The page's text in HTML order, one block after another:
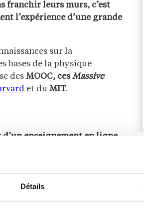
Détails
franchir leurs murs, c’est
l’expérience d’une grande
sur la
bases de la physique
des MOOC, cesMassive
et du MIT.
d’un enseignement en ligne
utilisent les MOOC
de l’ingénierie
de leurs savoirs pour